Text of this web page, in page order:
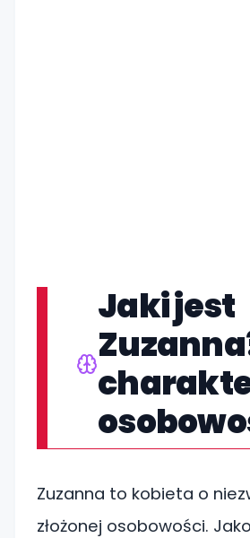
Jaki jest
Zuzanna to kobieta o
złożonej osobowości.